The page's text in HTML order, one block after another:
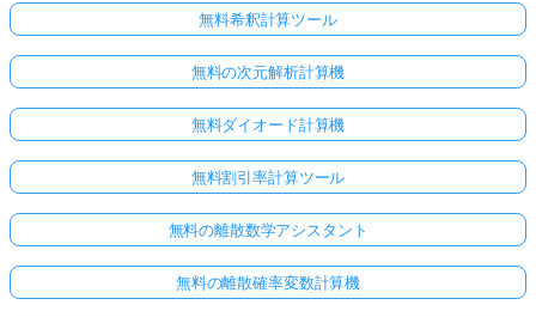
無料希釈計算ツール
無料の次元解析計算機
無料ダイオード計算機
無料割引率計算ツール
無料の離散数学アシスタント
無料の離散確率変数計算機